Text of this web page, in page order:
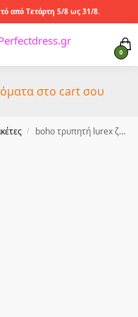
από Τετάρτη 5/8 ως 31/8.
0
στο cart σου
/ boho τρυπητή lurex ζακέτα Target emerald